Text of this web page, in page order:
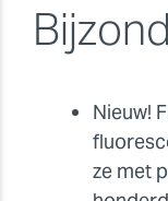
Nieuw!
ze met